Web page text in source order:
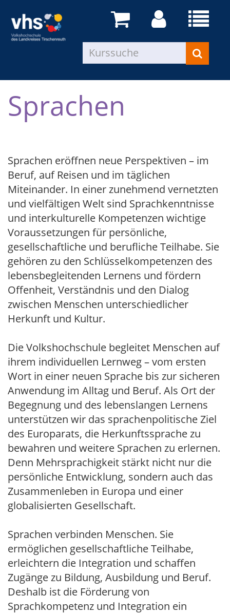
Sprachen
Sprachen eröffnen neue Perspektiven – im
Beruf, auf Reisen und im täglichen
Miteinander. In einer zunehmend vernetzten
und vielfältigen Welt sind Sprachkenntnisse
und interkulturelle Kompetenzen wichtige
Voraussetzungen für persönliche,
gesellschaftliche und berufliche Teilhabe. Sie
gehören zu den Schlüsselkompetenzen des
lebensbegleitenden Lernens und fördern
Offenheit, Verständnis und den Dialog
zwischen Menschen unterschiedlicher
Herkunft und Kultur.
Die Volkshochschule begleitet Menschen auf
ihrem individuellen Lernweg – vom ersten
Wort in einer neuen Sprache bis zur sicheren
Anwendung im Alltag und Beruf. Als Ort der
Begegnung und des lebenslangen Lernens
unterstützen wir das sprachenpolitische Ziel
des Europarats, die Herkunftssprache zu
bewahren und weitere Sprachen zu erlernen.
Denn Mehrsprachigkeit stärkt nicht nur die
persönliche Entwicklung, sondern auch das
Zusammenleben in Europa und einer
globalisierten Gesellschaft.
Sprachen verbinden Menschen. Sie
ermöglichen gesellschaftliche Teilhabe,
erleichtern die Integration und schaffen
Zugänge zu Bildung, Ausbildung und Beruf.
Deshalb ist die Förderung von
Sprachkompetenz und Integration ein